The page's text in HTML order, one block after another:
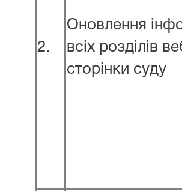
2.
Оновлення
всіх розділів
сторінки суду